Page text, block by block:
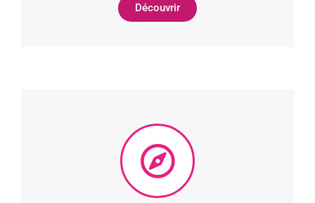
Découvrir